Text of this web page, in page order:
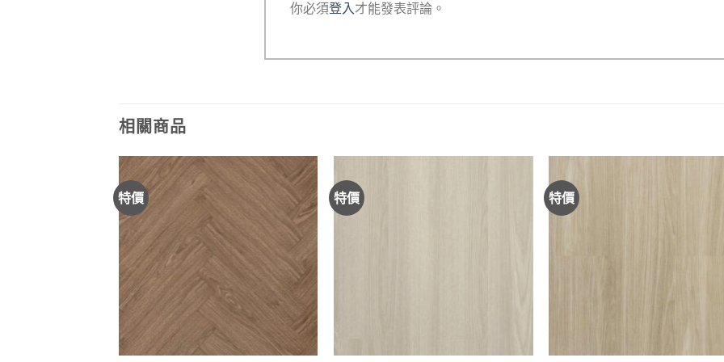
你必須登入 才能發表評論。
相關商品
特價 特價 特價